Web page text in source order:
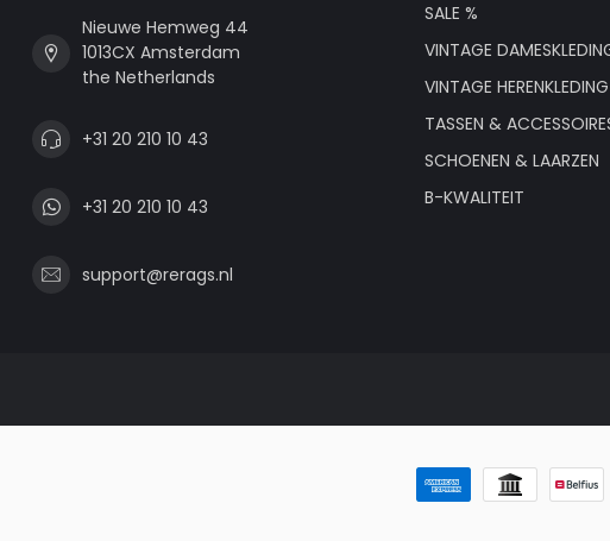
Nieuwe Hemweg 44
1013CX Amsterdam
the Netherlands
+31 20 210 10 43
+31 20 210 10 43
support@rerags.nl
SALE %
VINTAGE
VINTAGE HERENKLEDING
TASSEN &
SCHOENEN & LAARZEN
B-KWALITEIT